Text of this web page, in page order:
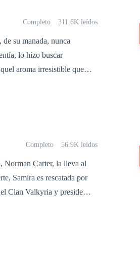
Completo 311.6K leídos
su manada, nunca
lo hizo buscar
aroma irresistible que
herido? ¿O el
Completo 56.9K leídos
Norman Carter, la lleva al
Samira es rescatada por
Clan Valkyria y presidente
entre ellos se